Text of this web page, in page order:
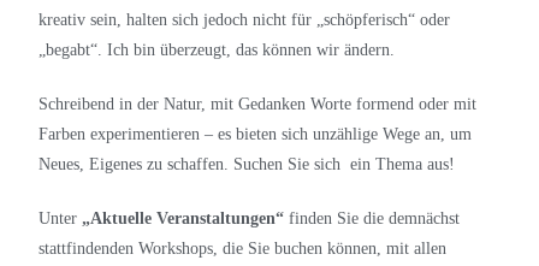
kreativ sein, halten sich jedoch nicht für „schöpferisch“ oder
„begabt“. Ich bin überzeugt, das können wir ändern.
Schreibend in der Natur, mit Gedanken Worte formend oder mit
Farben experimentieren – es bieten sich unzählige Wege an, um
Neues, Eigenes zu schaffen. Suchen Sie sich ein Thema aus!
Unter „Aktuelle Veranstaltungen“ finden Sie die demnächst
stattfindenden Workshops, die Sie buchen können, mit allen